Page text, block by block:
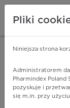
Pliki
Niniejsza strona
Administratorem
Pharmindex Poland
pozyskuje i
się m.in. przy
ZA